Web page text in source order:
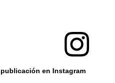
publicación en Instagram